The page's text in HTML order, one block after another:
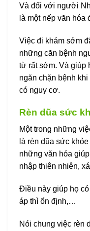
Và đối với người
là một nếp văn
Việc đi khám sớm
những căn bệnh
từ rất sớm. Và giúp
ngăn chặn bệnh
có nguy cơ.
Rèn dũa sức
Một trong những
là rèn dũa sức
những văn hóa
nhập thiên nhiên,
Điều này giúp họ
áp thì ổn định,…
Nói chung việc rèn